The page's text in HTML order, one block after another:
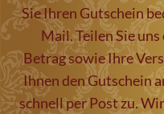
Sie Ihren Gutschein
Mail. Teilen Sie
Betrag sowie Ihre
Ihnen den Gutschein
schnell per Post zu.